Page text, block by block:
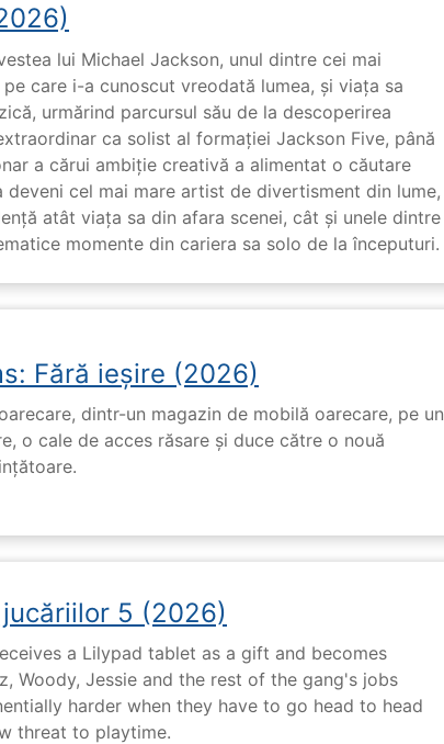
lui Michael Jackson, unul dintre cei mai
care i-a cunoscut vreodată lumea, și viața sa
urmărind parcursul său de la descoperirea
ca solist al formației Jackson Five, până
a cărui ambiție creativă a alimentat o căutare
deveni cel mai mare artist de divertisment din lume,
atât viața sa din afara scenei, cât și unele dintre
momente din cariera sa solo de la începuturi.
Fără ieșire (2026)
dintr-un magazin de mobilă oarecare, pe un
o cale de acces răsare și duce către o nouă
5 (2026)
a Lilypad tablet as a gift and becomes
Woody, Jessie and the rest of the gang's jobs
harder when they have to go head to head
threat to playtime.